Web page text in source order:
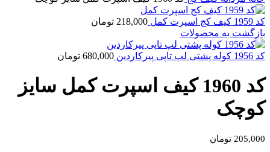
کد 1959 کیف کج اسپرت کمل 218,000 تومان
بازگشت به محصولات
کد 1956 کوله پشتی لپ تاپی پیرکاردین 680,000 تومان
کد 1960 کیف اسپرت کمل سایز
کوچک
205,000 تومان